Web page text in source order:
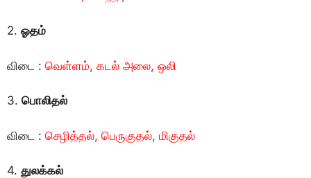
2. ஓதம்
விடை : வெள்ளம், கடல் அலை, ஒலி
3. பொலிதல்
விடை : செழித்தல், பெருகுதல், மிகுதல்
4. துலக்கல்